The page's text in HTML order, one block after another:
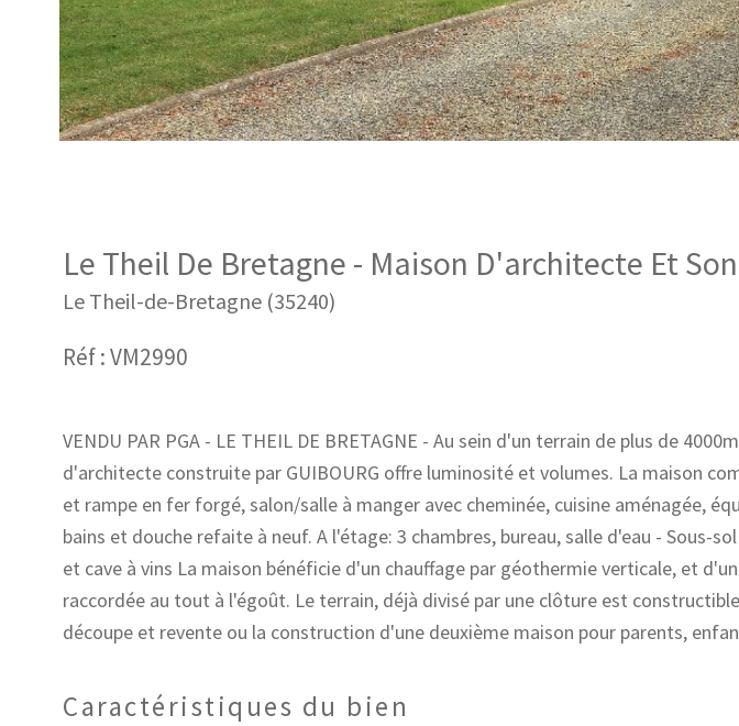
Le Theil De Bretagne - Maison D'architecte Et
Le Theil-de-Bretagne (35240)
Réf : VM2990
VENDU PAR PGA - LE THEIL DE BRETAGNE - Au sein d'un terrain de plus de
d'architecte construite par GUIBOURG offre luminosité et volumes. La maison
et rampe en fer forgé, salon/salle à manger avec cheminée, cuisine aménagée,
bains et douche refaite à neuf. A l'étage: 3 chambres, bureau, salle d'eau - Sous-
et cave à vins La maison bénéficie d'un chauffage par géothermie verticale, et
raccordée au tout à l'égoût. Le terrain, déjà divisé par une clôture est
Caractéristiques du bien